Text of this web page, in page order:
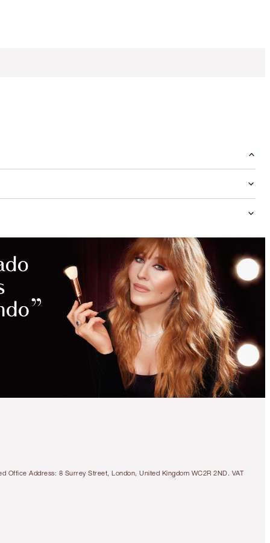
Address: 8 Surrey Street, London, United Kingdom WC2R 2ND. VAT